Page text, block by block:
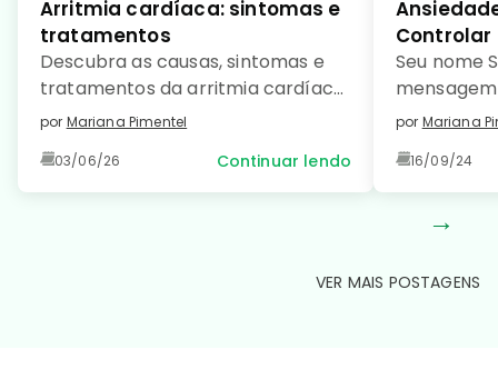
Arritmia cardíaca: sintomas e
tratamentos
Descubra as causas, sintomas e
tratamentos da arritmia cardíaca
e saiba como prevenir essa
coração saudável. Leia no detalhe!
por Mariana Pimentel
03/06/26 Continuar lendo
Controlar
Seu nome
como […]
por Mariana
16/09/24
VER MAIS POSTAGENS